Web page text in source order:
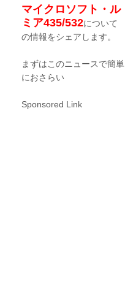
マイクロソフト・ル
ミア435/532について
の情報をシェアします。
まずはこのニュースで簡単
におさらい
Sponsored Link